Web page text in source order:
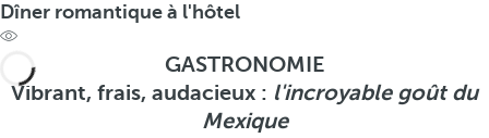
Dîner romantique à l'hôtel
GASTRONOMIE
Vibrant, frais, audacieux : l'incroyable goût du
Mexique